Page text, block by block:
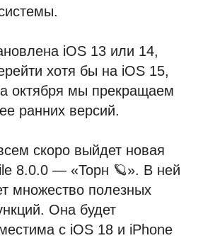
iOS 13 или 14,
хотя бы на iOS 15,
октября мы прекращаем
ранних версий.
скоро выйдет новая
8.0.0 — «Торн 🪐». В ней
множество полезных
Она будет
с iOS 18 и iPhone